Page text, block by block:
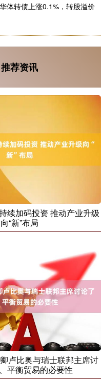
体转债上涨0.1%，转股溢价
推荐资讯
续加码投资 推动产业升级
向“新”布局
卢比奥与瑞士联邦主席讨
平衡贸易的必要性